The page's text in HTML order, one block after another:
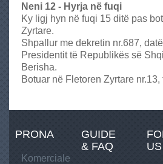
Neni 12 - Hyrja në fuqi
Ky ligj hyn në fuqi 15 ditë pas
Zyrtare.
Shpallur me dekretin nr.687,
Presidentit të Republikës së
Berisha.
Botuar në Fletoren Zyrtare nr.13,
PRONA
Komerciale
GUIDE
& FAQ
US